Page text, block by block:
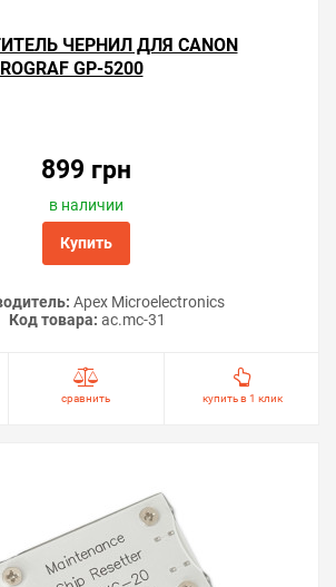
ЧЕРНИЛ ДЛЯ CANON
GP-5200
899 грн
в наличии
Купить
Apex Microelectronics
Код товара: ac.mc-31
сравнить купить в 1 клик